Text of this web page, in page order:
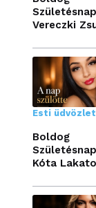
Vereczki
Esti
Boldog
Kóta